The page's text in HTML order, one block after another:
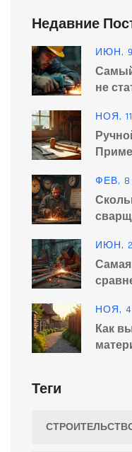
Недавние
ИЮН, 9
не
НОЯ,
ФЕВ, 8
ИЮН,
Самая
НОЯ, 4
Как
Теги